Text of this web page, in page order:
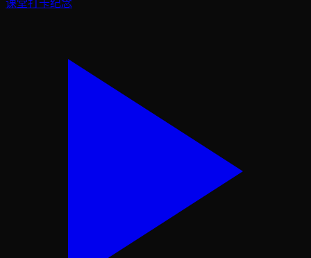
课堂打卡纪念